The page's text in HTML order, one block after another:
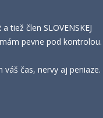
tiež člen SLOVENSKEJ
pevne pod kontrolou.
čas, nervy aj peniaze.